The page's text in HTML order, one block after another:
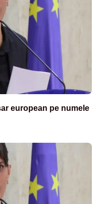
european pe numele